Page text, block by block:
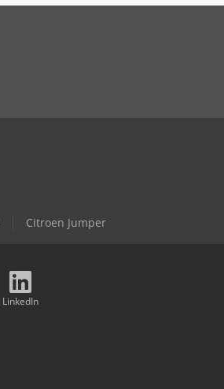
Citroen Jumper
LinkedIn